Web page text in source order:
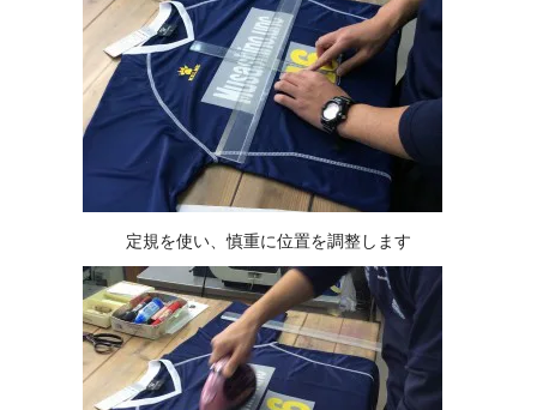
定規を使い、慎重に位置を調整します